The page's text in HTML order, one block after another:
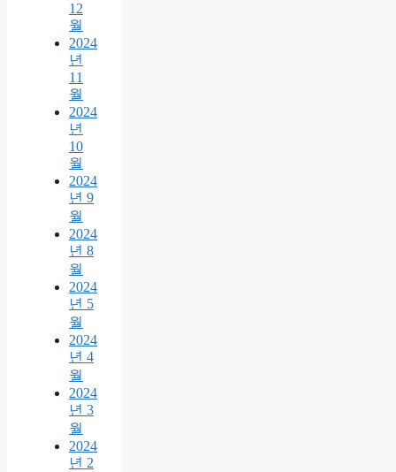
12
월
2024
년
11
월
2024
년
10
월
2024
년 9
월
2024
년 8
월
2024
년 5
월
2024
년 4
월
2024
년 3
월
2024
년 2